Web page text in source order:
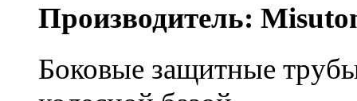
Производитель:
Боковые защитные